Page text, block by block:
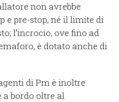
non avrebbe
e pre-stop, né il limite di
l’incrocio, ove fino ad
è dotato anche di
di Pm è inoltre
a bordo oltre al